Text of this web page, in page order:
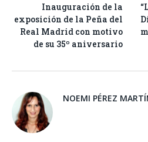
Inauguración de la
exposición de la Peña del
Real Madrid con motivo
de su 35º aniversario
NOEMI PÉREZ